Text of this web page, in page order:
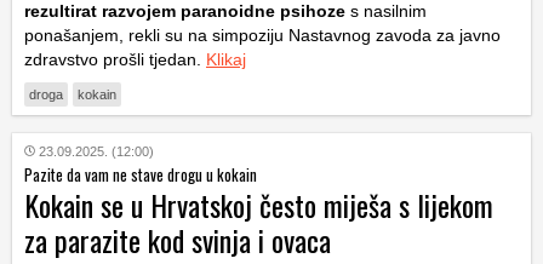
rezultirat razvojem paranoidne psihoze s nasilnim
ponašanjem, rekli su na simpoziju Nastavnog zavoda za javno
zdravstvo prošli tjedan. Klikaj
droga kokain
23.09.2025. (12:00)
Pazite da vam ne stave drogu u kokain
Kokain se u Hrvatskoj često miješa s lijekom
za parazite kod svinja i ovaca